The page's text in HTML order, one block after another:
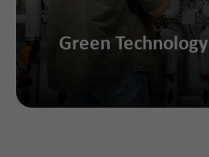
Green Technology